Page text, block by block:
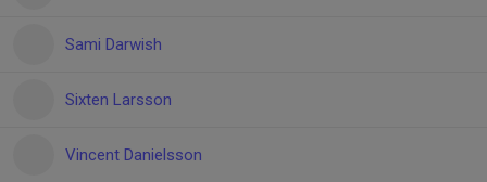
Sami Darwish
Sixten Larsson
Vincent Danielsson